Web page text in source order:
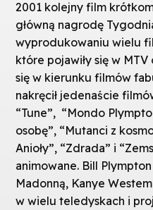
2001 kolejny film
główną nagrodę
wyprodukowaniu wielu
które pojawiły się w MTV
się w kierunku filmów
nakręcił jedenaście
“Tune”, “Mondo
osobę”, “Mutanci z
Anioły”, “Zdrada” i
animowane. Bill
Madonną, Kanye
w wielu teledyskach i